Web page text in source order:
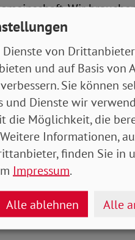
Wir
blockieren.“
zur Eile. „Es
Die hohen
werden die
auch jetzt
und
so Engelmeier.
von
und auf Basis von
Sie können
und Dienste wir
die Möglichkeit, die
Informationen,
finden Sie in
Impressum.
Alle ablehnen Alle